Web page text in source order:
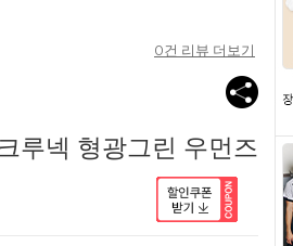
0건 리뷰 더보기
루넥 형광그린 우먼즈